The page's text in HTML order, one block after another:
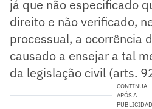
já que não especificado
direito e não verificado,
processual, a ocorrência
causado a ensejar a tal
da legislação civil (arts.
CONTINUA
APÓS A